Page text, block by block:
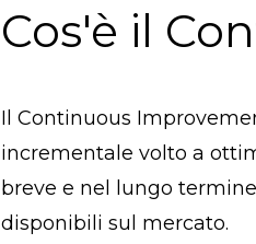
Cos'è il
Il Continuous
incrementale volto a
breve e nel lungo
disponibili sul mercato.